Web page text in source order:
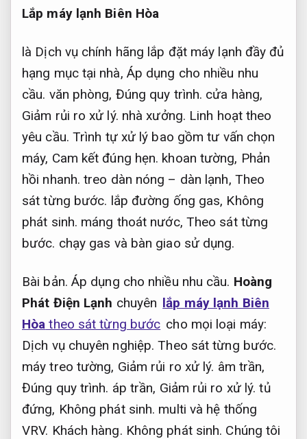
Lắp máy lạnh Biên Hòa
là Dịch vụ chính hãng lắp đặt máy lạnh đầy đủ
hạng mục tại nhà, Áp dụng cho nhiều nhu
cầu. văn phòng, Đúng quy trình. cửa hàng,
Giảm rủi ro xử lý. nhà xưởng. Linh hoạt theo
yêu cầu. Trình tự xử lý bao gồm tư vấn chọn
máy, Cam kết đúng hẹn. khoan tường, Phản
hồi nhanh. treo dàn nóng – dàn lạnh, Theo
sát từng bước. lắp đường ống gas, Không
phát sinh. máng thoát nước, Theo sát từng
bước. chạy gas và bàn giao sử dụng.
Bài bản. Áp dụng cho nhiều nhu cầu. Hoàng
Phát Điện Lạnh chuyên lắp máy lạnh Biên
Hòa theo sát từng bước cho mọi loại máy:
Dịch vụ chuyên nghiệp. Theo sát từng bước.
máy treo tường, Giảm rủi ro xử lý. âm trần,
Đúng quy trình. áp trần, Giảm rủi ro xử lý. tủ
đứng, Không phát sinh. multi và hệ thống
VRV. Khách hàng. Không phát sinh. Chúng tôi